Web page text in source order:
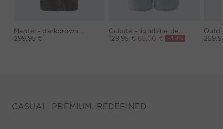
299,95 €
129,95 € 65,00 € -49%
CASUAL. PREMIUM. REDEFINED